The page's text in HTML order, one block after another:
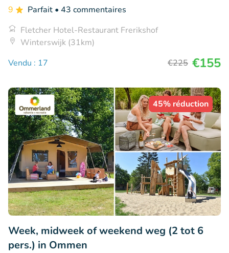
9 Parfait • 43 commentaires
Fletcher Hotel-Restaurant Frerikshof
Winterswijk (31km)
Vendu : 17
€225 €155
45% réduction
Week, midweek of weekend weg (2 tot 6
pers.) in Ommen